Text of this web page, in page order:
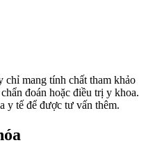
mang tính chất tham khảo
đoán hoặc điều trị y khoa.
y tế để được tư vấn thêm.